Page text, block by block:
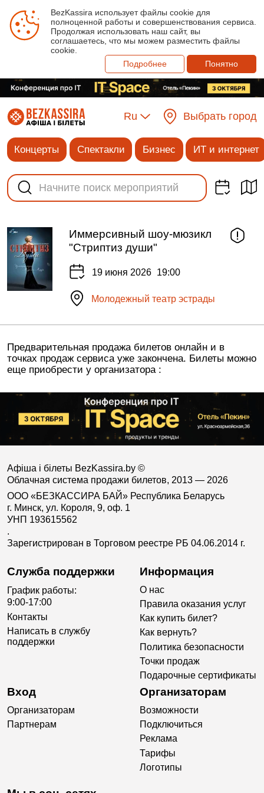
BezKassira использует файлы cookie для
полноценной работы и совершенствования сервиса.
Продолжая использовать наш сайт, вы
соглашаетесь, что мы можем разместить файлы
cookie.
Подробнее
Понятно
Ru Выбрать город
Концерты Спектакли Бизнес ИТ и интернет
Иммерсивный шоу-мюзикл
"Стриптиз души"
19 июня 2026 19:00
Молодежный театр эстрады
Предварительная продажа билетов онлайн и в
точках продаж сервиса уже закончена. Билеты можно
еще приобрести у организатора :
Афіша і білеты BezKassira.by ©
Облачная система продажи билетов, 2013 — 2026
ООО «БЕЗКАССИРА БАЙ» Республика Беларусь
г. Минск, ул. Короля, 9, оф. 1
УНП 193615562
.
Зарегистрирован в Торговом реестре РБ 04.06.2014 г.
Служба поддержки
График работы:
9:00-17:00
Контакты
Написать в службу
поддержки
Информация
О нас
Правила оказания услуг
Как купить билет?
Как вернуть?
Политика безопасности
Точки продаж
Подарочные сертификаты
Вход
Организаторам
Партнерам
Организаторам
Возможности
Подключиться
Реклама
Тарифы
Логотипы